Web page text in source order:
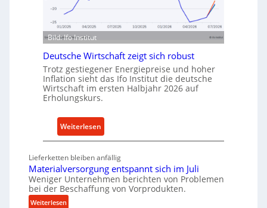
i
e
-
r
s
z
t
ü
r
n
a
c
h
a
l
t
i
g
e
W
Bild: Ifo Institut
Deutsche Wirtschaft zeigt sich robust
Trotz gestiegener Energiepreise und hoher
Inflation sieht das Ifo Institut die deutsche
Wirtschaft im ersten Halbjahr 2026 auf
Erholungskurs.
Weiterlesen:
D
u
t
s
Lieferketten bleiben anfällig
Materialversorgung entspannt sich im Juli
Weniger Unternehmen berichten von Problemen
bei der Beschaffung von Vorprodukten.
Weiterlesen: